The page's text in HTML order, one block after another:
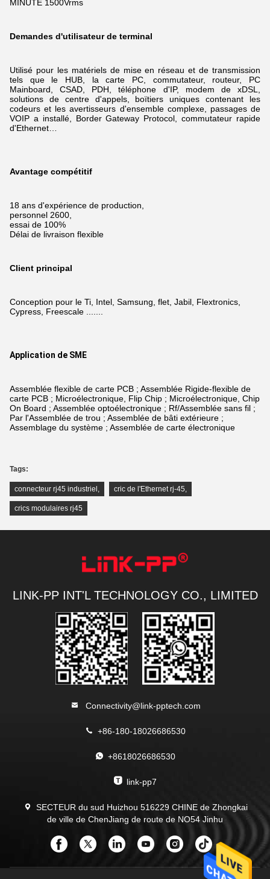
MINUTE 1500Vrms
Demandes d'utilisateur de terminal
Utilisé pour les matériels de mise en réseau et de transmission
tels que le HUB, la carte PC, commutateur, routeur, PC
Mainboard, CSAD, PDH, téléphone d'IP, modem de xDSL,
solutions de centre d'appels, boïtiers uniques contenant les
codeurs et les avertisseurs d'ensemble complexe, passages de
VOIP a installé, Border Gateway Protocol, commutateur rapide
d'Ethernet…
Avantage compétitif
18 ans d'expérience de production,
personnel 2600,
essai de 100%
Délai de livraison flexible
Client principal
Conception pour le Ti, Intel, Samsung, flet, Jabil, Flextronics,
Cypress, Freescale .......
Application de SME
Assemblée flexible de carte PCB ; Assemblée Rigide-flexible de
carte PCB ; Microélectronique, Flip Chip ; Microélectronique, Chip
On Board ; Assemblée optoélectronique ; Rf/Assemblée sans fil ;
Par l'Assemblée de trou ; Assemblée de bâti extérieure ;
Assemblage du système ; Assemblée de carte électronique
Tags:
connecteur rj45 industriel , cric de l'Ethernet rj-45,
crics modulaires rj45
LINK-PP INT'L TECHNOLOGY CO., LIMITED
Connectivity@link-pptech.com
+86-180-18026686530
+8618026686530
link-pp7
SECTEUR du sud Huizhou 516229 CHINE de Zhongkai
de ville de ChenJiang de route de NO54 Jinhu